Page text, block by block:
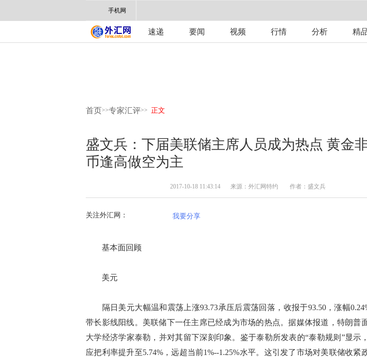
手机网
速递 要闻 视频 行情 分析 精
首页>>专家汇评>> 正文
盛文兵：下届美联储主席人员成为热点 黄金
币逢高做空为主
2017-10-18 11:43:14 来源： 外汇网特约 作者：盛文兵
关注外汇网： 我要分享
基本面回顾
美元
隔日美元大幅温和震荡上涨93.73承压后震荡回落，收报于93.50，涨幅
带长影线阳线。美联储下一任主席已经成为市场的热点。据媒体报道，特朗普
大学经济学家泰勒，并对其留下深刻印象。鉴于泰勒所发表的“泰勒规则”显示
应把利率提升至5.74%，远超当前1%--1.25%水平。这引发了市场对美联储收紧